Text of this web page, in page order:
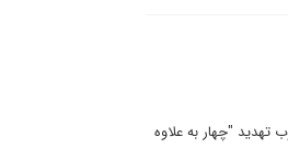
تهدید "چهار به علاوه